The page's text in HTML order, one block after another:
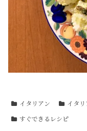
イタリアン イタ
すぐできるレシピ